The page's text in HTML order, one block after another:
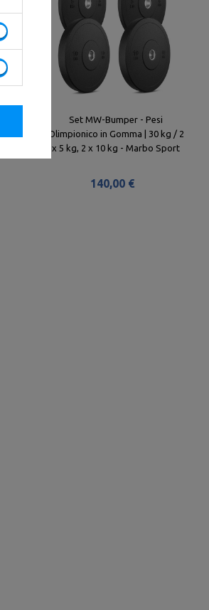
Set MW-Bumper - Pesi
Olimpionico in Gomma | 30 kg / 2
x 5 kg, 2 x 10 kg - Marbo Sport
140,00 €